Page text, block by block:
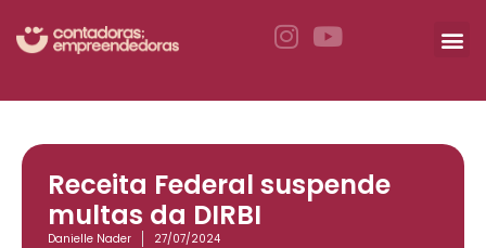
Receita Federal suspende
multas da DIRBI
Danielle Nader 27/07/2024